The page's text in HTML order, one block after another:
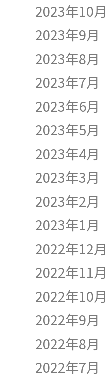
2023年10月
2023年9月
2023年8月
2023年7月
2023年6月
2023年5月
2023年4月
2023年3月
2023年2月
2023年1月
2022年12月
2022年11月
2022年10月
2022年9月
2022年8月
2022年7月